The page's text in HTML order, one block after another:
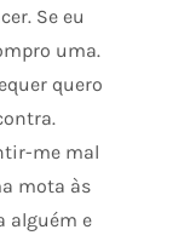
Se eu
uma.
quero
me mal
mota às
alguém e